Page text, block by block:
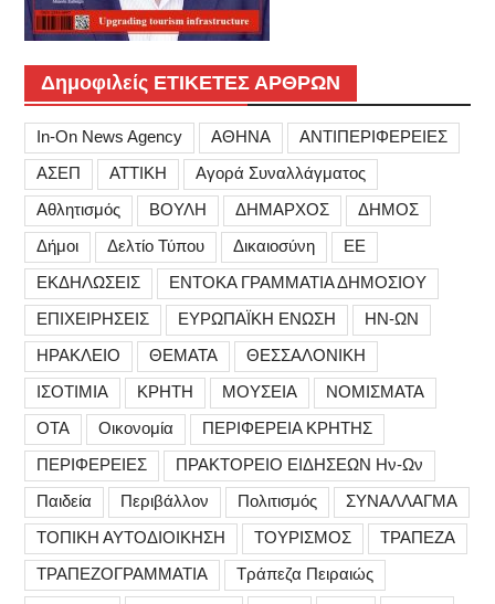
Δημοφιλείς ΕΤΙΚΕΤΕΣ ΑΡΘΡΩΝ
In-On News Agency ΑΘΗΝΑ
ΑΝΤΙΠΕΡΙΦΕΡΕΙΕΣ
ΑΣΕΠ
ΑΤΤΙΚΗ
Αγορά Συναλλάγματος
Αθλητισμός
ΒΟΥΛΗ ΔΗΜΑΡΧΟΣ
ΔΗΜΟΣ
Δήμοι
Δελτίο Τύπου Δικαιοσύνη
ΕΕ
ΕΚΔΗΛΩΣΕΙΣ
ΕΝΤΟΚΑ ΓΡΑΜΜΑΤΙΑ ΔΗΜΟΣΙΟΥ
ΕΠΙΧΕΙΡΗΣΕΙΣ
ΕΥΡΩΠΑΪΚΗ ΕΝΩΣΗ
ΗΝ-ΩΝ
ΗΡΑΚΛΕΙΟ
ΘΕΜΑΤΑ
ΘΕΣΣΑΛΟΝΙΚΗ
ΙΣΟΤΙΜΙΑ
ΚΡΗΤΗ ΜΟΥΣΕΙΑ
ΝΟΜΙΣΜΑΤΑ
ΟΤΑ
Οικονομία
ΠΕΡΙΦΕΡΕΙΑ ΚΡΗΤΗΣ
ΠΕΡΙΦΕΡΕΙΕΣ
ΠΡΑΚΤΟΡΕΙΟ ΕΙΔΗΣΕΩΝ Ην-Ων
Παιδεία
Περιβάλλον Πολιτισμός
ΣΥΝΑΛΛΑΓΜΑ
ΤΟΠΙΚΗ ΑΥΤΟΔΙΟΙΚΗΣΗ
ΤΟΥΡΙΣΜΟΣ
ΤΡΑΠΕΖΑ
ΤΡΑΠΕΖΟΓΡΑΜΜΑΤΙΑ
Τράπεζα Πειραιώς